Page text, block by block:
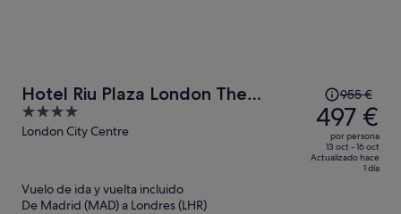
Hotel Riu Plaza London The
Westminster
4
out
London City Centre
El
precio
era
de
955 €,
955 €
497 €
por persona
13 oct - 16 oct
Actualizado hace
1 día
Vuelo de ida y vuelta incluido
De Madrid (MAD) a Londres (LHR)